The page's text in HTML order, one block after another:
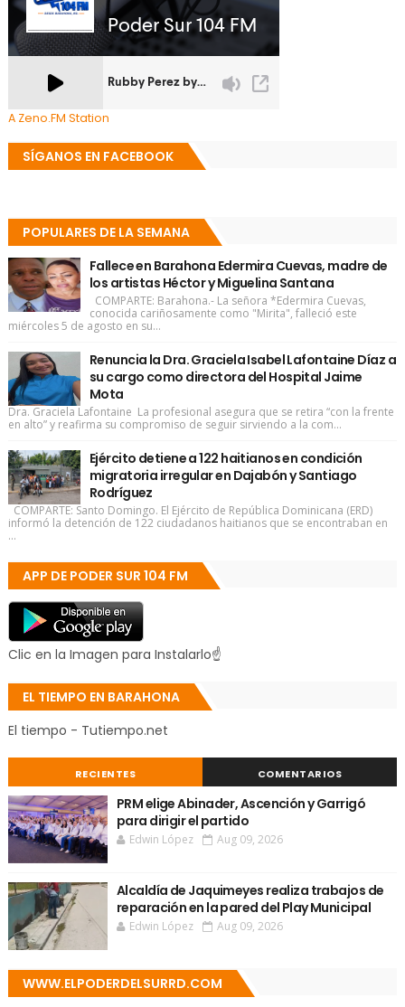
A Zeno.FM Station
SÍGANOS EN FACEBOOK
POPULARES DE LA SEMANA
Fallece en Barahona Edermira Cuevas, madre de
los artistas Héctor y Miguelina Santana
COMPARTE: Barahona.- La señora *Edermira Cuevas,
conocida cariñosamente como "Mirita", falleció este
miércoles 5 de agosto en su...
Renuncia la Dra. Graciela Isabel Lafontaine Díaz a
su cargo como directora del Hospital Jaime
Mota
Dra. Graciela Lafontaine La profesional asegura que se retira “con la frente
en alto” y reafirma su compromiso de seguir sirviendo a la com...
Ejército detiene a 122 haitianos en condición
migratoria irregular en Dajabón y Santiago
Rodríguez
COMPARTE: Santo Domingo. El Ejército de República Dominicana (ERD)
informó la detención de 122 ciudadanos haitianos que se encontraban en
...
APP DE PODER SUR 104 FM
Clic en la Imagen para Instalarlo☝
EL TIEMPO EN BARAHONA
El tiempo - Tutiempo.net
RECIENTES COMENTARIOS
PRM elige Abinader, Ascención y Garrigó
para dirigir el partido
Edwin López Aug 09, 2026
Alcaldía de Jaquimeyes realiza trabajos de
reparación en la pared del Play Municipal
Edwin López Aug 09, 2026
WWW.ELPODERDELSURRD.COM